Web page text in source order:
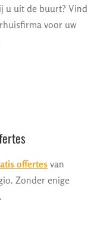
u uit de buurt? Vind
voor uw
offertes van
Zonder enige